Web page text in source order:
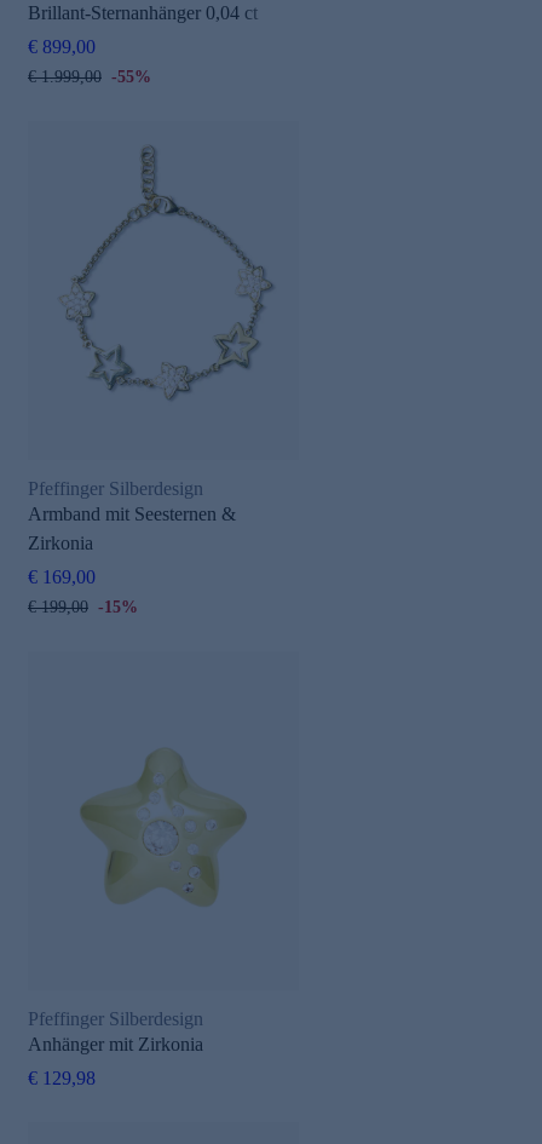
Brillant-Sternanhänger 0,04 ct
€ 899,00
€ 1.999,00 -55%
Pfeffinger Silberdesign
Armband mit Seesternen &
Zirkonia
€ 169,00
€ 199,00 -15%
Pfeffinger Silberdesign
Anhänger mit Zirkonia
€ 129,98